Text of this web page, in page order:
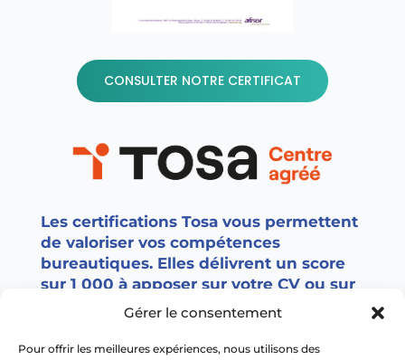
Gérer le consentement
Pour offrir les meilleures expériences, nous utilisons des
CONSULTER NOTRE CERTIFICAT
Les certifications Tosa vous permettent
de valoriser vos compétences
bureautiques. Elles délivrent un score
sur 1 000 à apposer sur votre CV ou sur
vos réseaux sociaux. Les certifications
entreprises, écoles et organismes de